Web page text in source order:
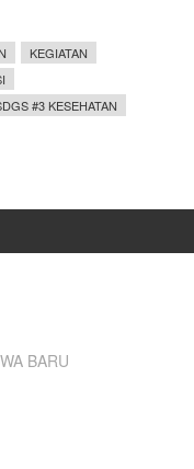
KEGIATAN
#3 KESEHATAN
BARU